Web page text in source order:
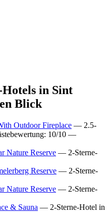
Hotels in Sint
Blick
Outdoor Fireplace — 2.5-
10/10 —
Nature Reserve — 2-Sterne-
Reserve — 2-Sterne-
Nature Reserve — 2-Sterne-
& Sauna — 2-Sterne-Hotel in